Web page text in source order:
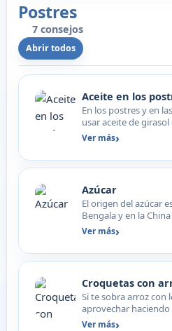
Postres
7 consejos
Abrir todos
Aceite en los
En los postres y en
usar aceite de
no saldr…
Ver más
Azúcar
El origen del azúcar
Bengala y en la
500 A.C, en la…
Ver más
Croquetas con
Si te sobra arroz con
aprovechar
con leche tiene que e…
Ver más